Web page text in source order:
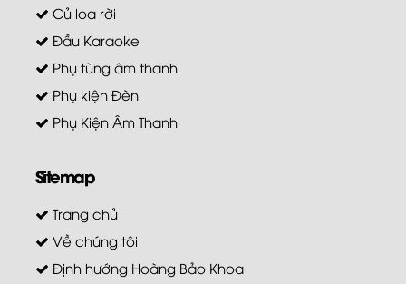
Củ loa rời
Đầu Karaoke
Phụ tùng âm thanh
Phụ kiện Đèn
Phụ Kiện Âm Thanh
Sitemap
Trang chủ
Về chúng tôi
Định hướng Hoàng Bảo Khoa